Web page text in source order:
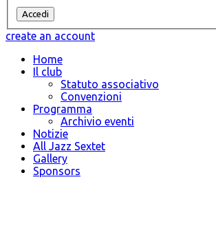
create an account
Home
Il club
Statuto associativo
Convenzioni
Programma
Archivio eventi
Notizie
All Jazz Sextet
Gallery
Sponsors